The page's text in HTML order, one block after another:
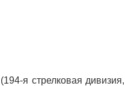
я стрелковая дивизия,